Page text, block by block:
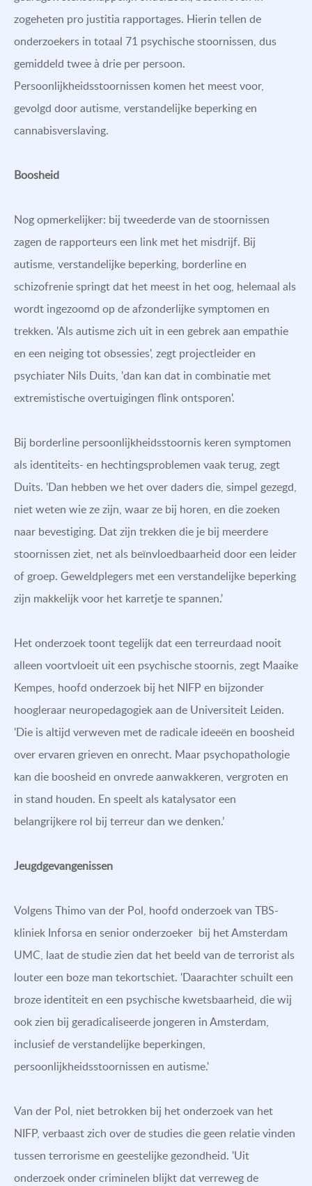
zogeheten pro justitia rapportages. Hierin tellen de
onderzoekers in totaal 71 psychische stoornissen, dus
gemiddeld twee à drie per persoon.
Persoonlijkheidsstoornissen komen het meest voor,
gevolgd door autisme, verstandelijke beperking en
cannabisverslaving.
Boosheid
Nog opmerkelijker: bij tweederde van de stoornissen
zagen de rapporteurs een link met het misdrijf. Bij
autisme, verstandelijke beperking, borderline en
schizofrenie springt dat het meest in het oog, helemaal als
wordt ingezoomd op de afzonderlijke symptomen en
trekken. 'Als autisme zich uit in een gebrek aan empathie
en een neiging tot obsessies', zegt projectleider en
psychiater Nils Duits, 'dan kan dat in combinatie met
extremistische overtuigingen flink ontsporen'.
Bij borderline persoonlijkheidsstoornis keren symptomen
als identiteits- en hechtingsproblemen vaak terug, zegt
Duits. 'Dan hebben we het over daders die, simpel gezegd,
niet weten wie ze zijn, waar ze bij horen, en die zoeken
naar bevestiging. Dat zijn trekken die je bij meerdere
stoornissen ziet, net als beïnvloedbaarheid door een leider
of groep. Geweldplegers met een verstandelijke beperking
zijn makkelijk voor het karretje te spannen.'
Het onderzoek toont tegelijk dat een terreurdaad nooit
alleen voortvloeit uit een psychische stoornis, zegt Maaike
Kempes, hoofd onderzoek bij het NIFP en bijzonder
hoogleraar neuropedagogiek aan de Universiteit Leiden.
'Die is altijd verweven met de radicale ideeën en boosheid
over ervaren grieven en onrecht. Maar psychopathologie
kan die boosheid en onvrede aanwakkeren, vergroten en
in stand houden. En speelt als katalysator een
belangrijkere rol bij terreur dan we denken.’
Jeugdgevangenissen
Volgens Thimo van der Pol, hoofd onderzoek van TBS-
kliniek Inforsa en senior onderzoeker bij het Amsterdam
UMC, laat de studie zien dat het beeld van de terrorist als
louter een boze man tekortschiet. 'Daarachter schuilt een
broze identiteit en een psychische kwetsbaarheid, die wij
ook zien bij geradicaliseerde jongeren in Amsterdam,
inclusief de verstandelijke beperkingen,
persoonlijkheidsstoornissen en autisme.'
Van der Pol, niet betrokken bij het onderzoek van het
NIFP, verbaast zich over de studies die geen relatie vinden
tussen terrorisme en geestelijke gezondheid. 'Uit
onderzoek onder criminelen blijkt dat verreweg de